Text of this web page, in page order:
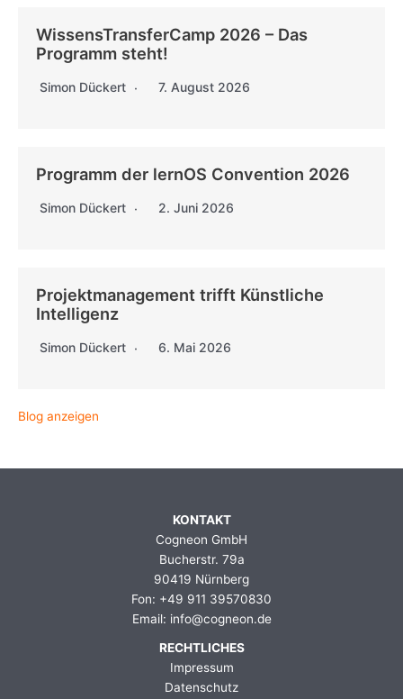
WissensTransferCamp 2026 – Das
Programm steht!
Simon Dückert 7. August 2026
Programm der lernOS Convention 2026
Simon Dückert 2. Juni 2026
Projektmanagement trifft Künstliche
Intelligenz
Simon Dückert 6. Mai 2026
Blog anzeigen
KONTAKT
Cogneon GmbH
Bucherstr. 79a
90419 Nürnberg
Fon: +49 911 39570830
Email: info@cogneon.de
RECHTLICHES
Impressum
Datenschutz